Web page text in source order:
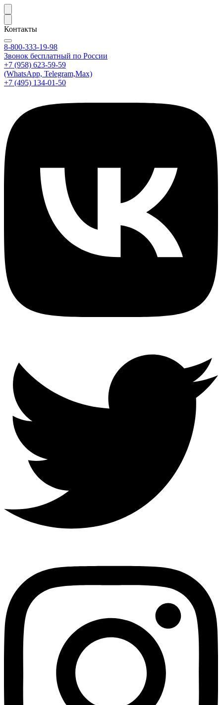
Контакты
8-800-333-19-98
Звонок бесплатный по России
+7 (958) 623-59-59
(WhatsApp, Telegram,Max)
+7 (495) 134-01-50